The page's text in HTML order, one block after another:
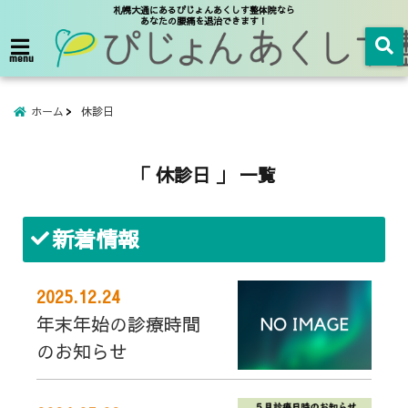
札幌大通にあるぴじょんあくしす整体院なら
あなたの腰痛を退治できます！
menu
ホーム 休診日
「 休診日 」 一覧
新着情報
2025.12.24
年末年始の診療時間
のお知らせ